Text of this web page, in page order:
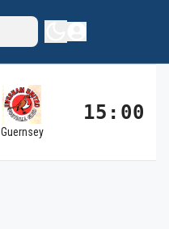
Guernsey
15:00